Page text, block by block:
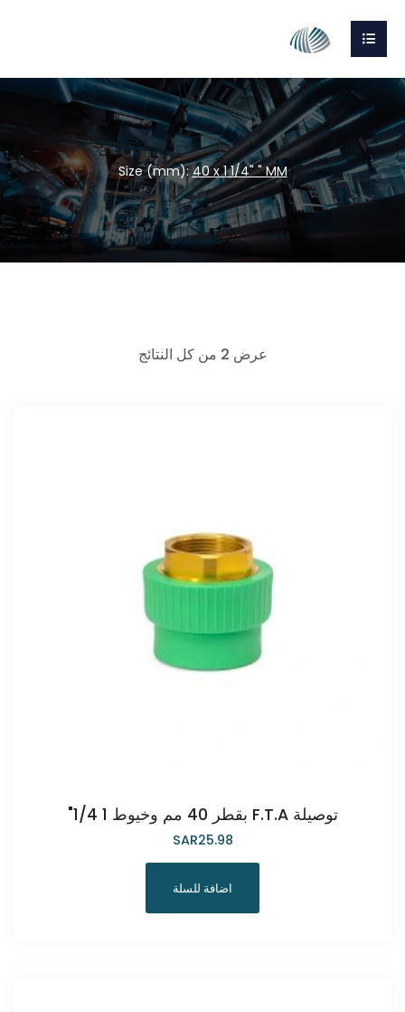
Size (mm):40 x 1 1/4" " MM
عرض ⁦2⁩ من كل النتائج
توصيلة F.T.A بقطر 40 مم وخيوط 1 1/4"
SAR25.98
اضافة للسلة